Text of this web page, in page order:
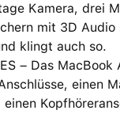
Kamera, drei
mit 3D Audio
klingt auch so.
– Das MacBook
einen
einen